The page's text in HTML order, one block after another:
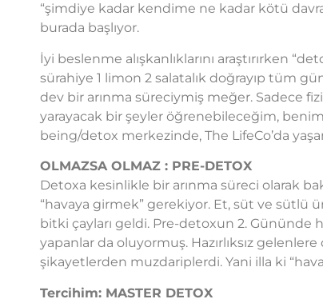
“şimdiye kadar kendime ne kadar kötü
burada başlıyor.
İyi beslenme alışkanlıklarını araştırırken
sürahiye 1 limon 2 salatalık doğrayıp tüm
dev bir arınma süreciymiş meğer. Sadece
yarayacak bir şeyler öğrenebileceğim,
being/detox merkezinde, The LifeCo’da
OLMAZSA OLMAZ : PRE-DETOX
Detoxa kesinlikle bir arınma süreci olarak
“havaya girmek” gerekiyor. Et, süt ve sütlü
bitki çayları geldi. Pre-detoxun 2. Gününde
yapanlar da oluyormuş. Hazırlıksız
şikayetlerden muzdariplerdi. Yani illa ki
Tercihim: MASTER DETOX